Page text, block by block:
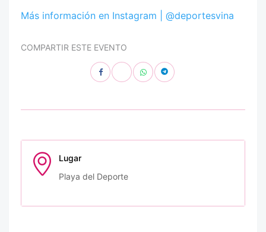
Más información en Instagram | @deportesvina
COMPARTIR ESTE EVENTO
Lugar
Playa del Deporte